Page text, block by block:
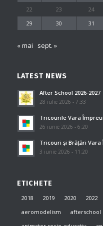
22
23 24
29
30 31
« mai sept. »
LATEST NEWS
After School 2026-2027
28 iulie 2026 - 7:33
Tricourile Vara
26 iunie 2026 - 6:20
Tricouri și Brățări Vara
3 iunie 2026 - 11:20
ETICHETE
2018 2019 2020 2022
aeromodelism
afterschool